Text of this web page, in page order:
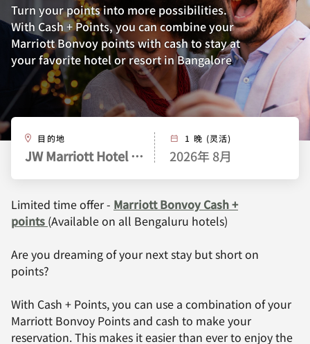
Turn your points into more possibilities.
With Cash + Points, you can combine your
Marriott Bonvoy points with cash to stay at
your favorite hotel or resort in Bangalore
目的地
JW Marriott Hotel Bengaluru
1 晚 (灵活)
2026年 8月
Limited time offer - Marriott Bonvoy Cash +
points (Available on all Bengaluru hotels)
Are you dreaming of your next stay but short on
points?
With Cash + Points, you can use a combination of your
Marriott Bonvoy Points and cash to make your
reservation. This makes it easier than ever to enjoy the